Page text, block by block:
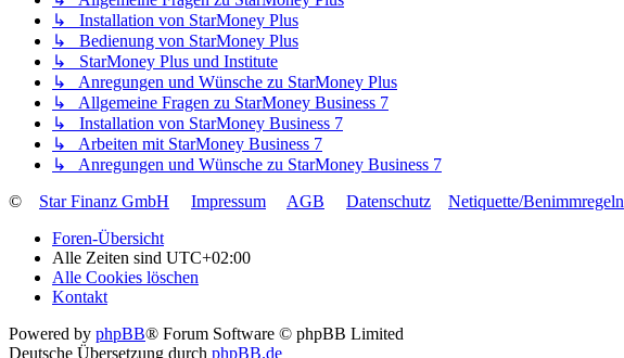
↳ Installation von StarMoney Plus
↳ Bedienung von StarMoney Plus
↳ StarMoney Plus und Institute
↳ Anregungen und Wünsche zu StarMoney Plus
↳ Allgemeine Fragen zu StarMoney Business 7
↳ Installation von StarMoney Business 7
↳ Arbeiten mit StarMoney Business 7
↳ Anregungen und Wünsche zu StarMoney Business 7
©
Star Finanz GmbH Impressum AGB Datenschutz
Netiquette/Benimmregeln
Foren-Übersicht
Alle Zeiten sind UTC+02:00
Alle Cookies löschen
Kontakt
Powered by phpBB® Forum Software © phpBB Limited
Deutsche Übersetzung durch phpBB.de